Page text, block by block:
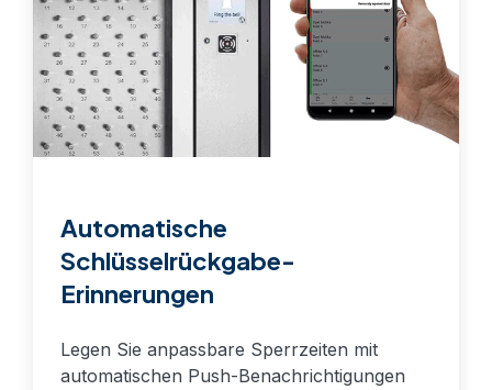
Automatische
Schlüsselrückgabe-
Erinnerungen
Legen Sie anpassbare Sperrzeiten mit
automatischen Push-Benachrichtigungen